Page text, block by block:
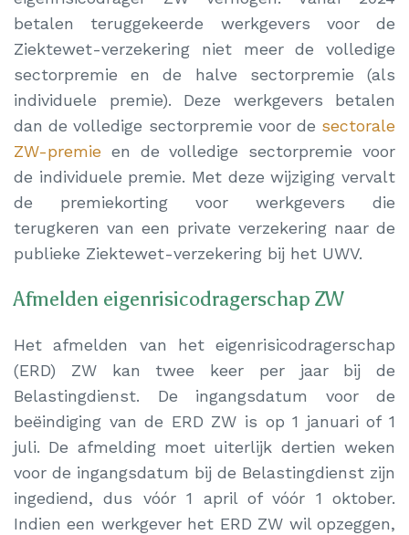
betalen teruggekeerde werkgevers voor de
Ziektewet-verzekering niet meer de volledige
sectorpremie en de halve sectorpremie (als
individuele premie). Deze werkgevers betalen
dan de volledige sectorpremie voor de sectorale
ZW-premie en de volledige sectorpremie voor
de individuele premie. Met deze wijziging vervalt
de premiekorting voor werkgevers die
terugkeren van een private verzekering naar de
publieke Ziektewet-verzekering bij het UWV.
Afmelden eigenrisicodragerschap ZW
Het afmelden van het eigenrisicodragerschap
(ERD) ZW kan twee keer per jaar bij de
Belastingdienst. De ingangsdatum voor de
beëindiging van de ERD ZW is op 1 januari of 1
juli. De afmelding moet uiterlijk dertien weken
voor de ingangsdatum bij de Belastingdienst zijn
ingediend, dus vóór 1 april of vóór 1 oktober.
Indien een werkgever het ERD ZW wil opzeggen,